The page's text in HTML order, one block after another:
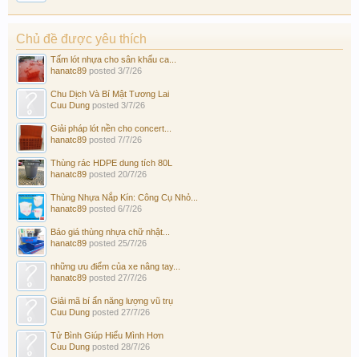
Chủ đề được yêu thích
Tấm lót nhựa cho sân khấu ca...
hanatc89 posted 3/7/26
Chu Dịch Và Bí Mật Tương Lai
Cuu Dung posted 3/7/26
Giải pháp lót nền cho concert...
hanatc89 posted 7/7/26
Thùng rác HDPE dung tích 80L
hanatc89 posted 20/7/26
Thùng Nhựa Nắp Kín: Công Cụ Nhỏ...
hanatc89 posted 6/7/26
Báo giá thùng nhựa chữ nhật...
hanatc89 posted 25/7/26
những ưu điểm của xe nâng tay...
hanatc89 posted 27/7/26
Giải mã bí ẩn năng lượng vũ trụ
Cuu Dung posted 27/7/26
Tử Bình Giúp Hiểu Mình Hơn
Cuu Dung posted 28/7/26